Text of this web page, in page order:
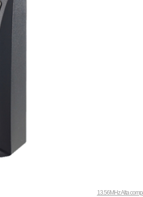
13.56MHz Alta